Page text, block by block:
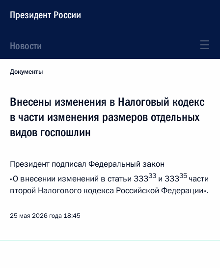
Президент России
Новости
Документы
Внесены изменения в Налоговый кодекс
в части изменения размеров отдельных
видов госпошлин
Президент подписал Федеральный закон
«О внесении изменений в статьи 33333 и 33335 части
второй Налогового кодекса Российской Федерации».
25 мая 2026 года 18:45